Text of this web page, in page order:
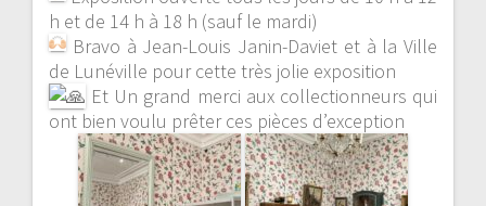
h et de 14 h à 18 h (sauf le mardi)
Bravo à Jean-Louis Janin-Daviet et à la Ville
de Lunéville pour cette très jolie exposition
Et Un grand merci aux collectionneurs qui
ont bien voulu prêter ces pièces d’exception